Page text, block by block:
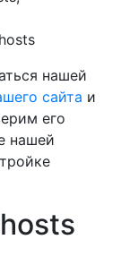
нашей
сайта и
его
нашей